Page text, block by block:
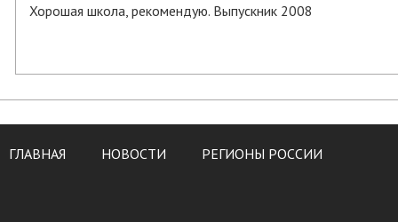
Хорошая школа, рекомендую. Выпускник 2008
ГЛАВНАЯ НОВОСТИ РЕГИОНЫ РОССИИ